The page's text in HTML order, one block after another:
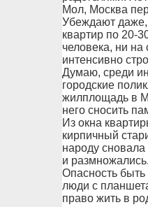
Мол, Москва
Убеждают даже,
квартир по 20-
человека, ни на
интенсивно
Думаю, среди
городские
жилплощадь в
него сносить
Из окна
кирпичный
народу
и размножались.
Опасность
люди с
право жить в